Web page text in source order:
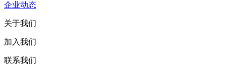
企业动态
关于我们
加入我们
联系我们